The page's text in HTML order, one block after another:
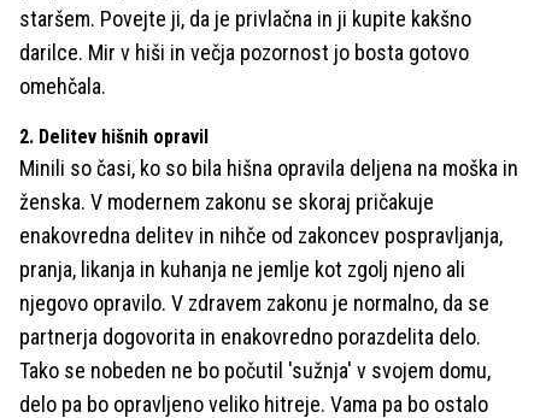
staršem. Povejte ji, da je privlačna in ji kupite kakšno
darilce. Mir v hiši in večja pozornost jo bosta gotovo
omehčala.
2. Delitev hišnih opravil
Minili so časi, ko so bila hišna opravila deljena na moška in
ženska. V modernem zakonu se skoraj pričakuje
enakovredna delitev in nihče od zakoncev pospravljanja,
pranja, likanja in kuhanja ne jemlje kot zgolj njeno ali
njegovo opravilo. V zdravem zakonu je normalno, da se
partnerja dogovorita in enakovredno porazdelita delo.
Tako se nobeden ne bo počutil 'sužnja' v svojem domu,
delo pa bo opravljeno veliko hitreje. Vama pa bo ostalo